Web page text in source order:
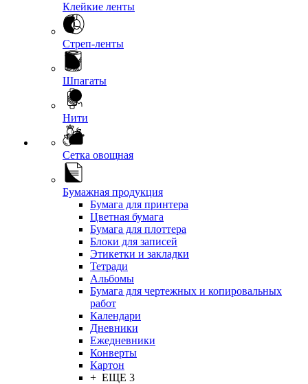
Клейкие ленты
Стреп-ленты
Шпагаты
Нити
Сетка овощная
Бумажная продукция
Бумага для принтера
Цветная бумага
Бумага для плоттера
Блоки для записей
Этикетки и закладки
Тетради
Альбомы
Бумага для чертежных и копировальных
работ
Календари
Дневники
Ежедневники
Конверты
Картон
+ ЕЩЕ 3